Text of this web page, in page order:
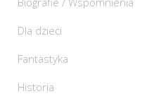
Dla dzieci
Fantastyka
Historia